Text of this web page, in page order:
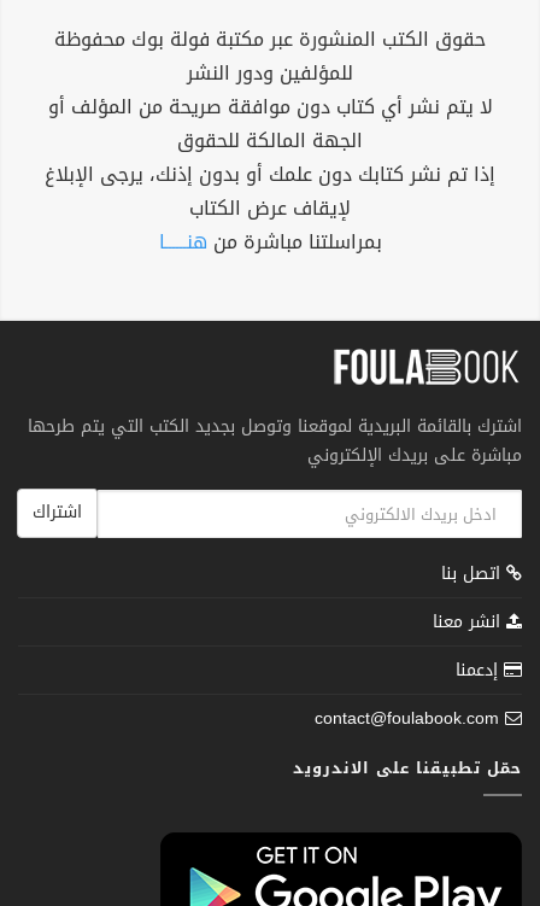
حقوق الكتب المنشورة عبر مكتبة فولة بوك محفوظة
للمؤلفين ودور النشر
لا يتم نشر أي كتاب دون موافقة صريحة من المؤلف أو
الجهة المالكة للحقوق
إذا تم نشر كتابك دون علمك أو بدون إذنك، يرجى الإبلاغ
لإيقاف عرض الكتاب
بمراسلتنا مباشرة من هنــــــا
اشترك بالقائمة البريدية لموقعنا وتوصل بجديد الكتب التي يتم طرحها
مباشرة على بريدك الإلكتروني
اشتراك
اتصل بنا
انشر معنا
إدعمنا
contact@foulabook.com
حمّل تطبيقنا على الاندرويد